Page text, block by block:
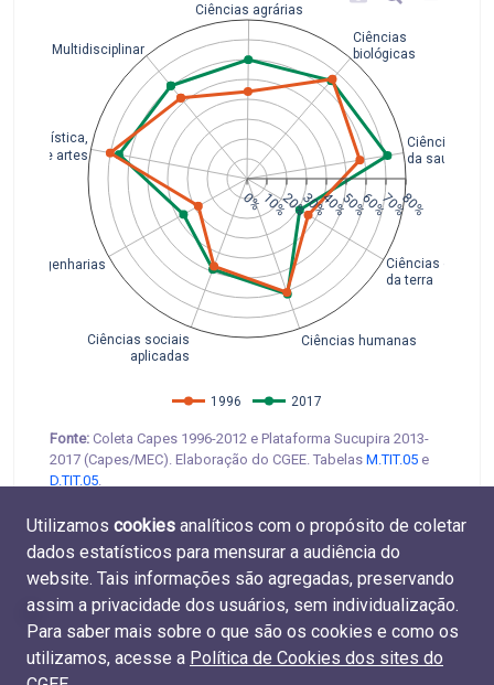
Multidisciplinar
Linguística,
letras e artes
Engenharias
Ciências sociais
aplicadas
Ciências humanas
Ciências exatas
da terra
Ciências
da saúde
Ciências
biológicas
Ciências agrárias
0%10%20%30%40%50%60%70%80%
1996 2017
Fonte: Coleta Capes 1996-2012 e Plataforma Sucupira 2013-
2017 (Capes/MEC). Elaboração do CGEE. Tabelas M.TIT.05 e
D.TIT.05.
Utilizamos cookies analíticos com o propósito de coletar
dados estatísticos para mensurar a audiência do
website. Tais informações são agregadas, preservando
assim a privacidade dos usuários, sem individualização.
Para saber mais sobre o que são os cookies e como os
utilizamos, acesse a Política de Cookies dos sites do